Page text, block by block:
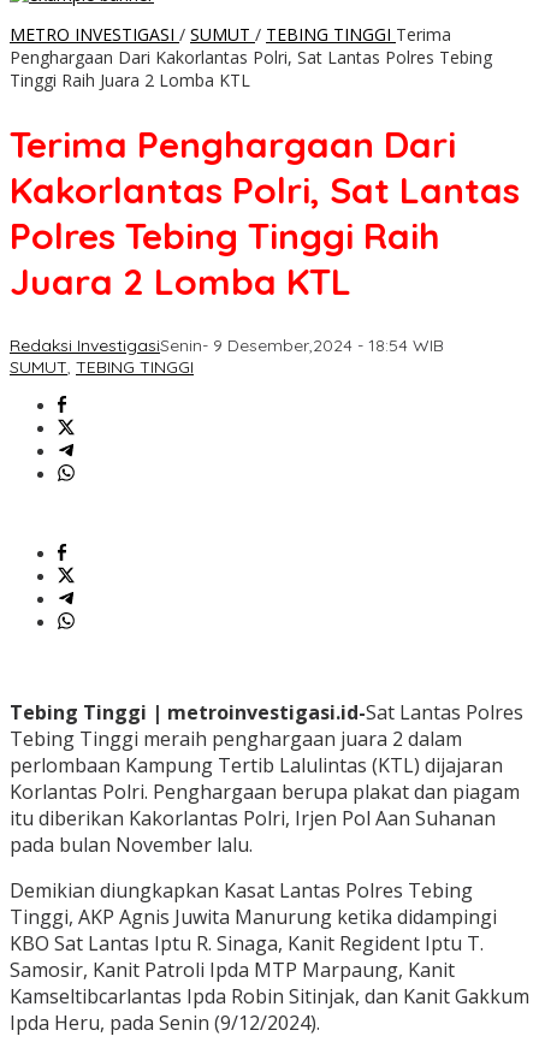
METRO INVESTIGASI / SUMUT / TEBING TINGGI Terima
Penghargaan Dari Kakorlantas Polri, Sat Lantas Polres Tebing
Tinggi Raih Juara 2 Lomba KTL
Terima Penghargaan Dari
Kakorlantas Polri, Sat Lantas
Polres Tebing Tinggi Raih
Juara 2 Lomba KTL
Redaksi InvestigasiSenin- 9 Desember,2024 - 18:54 WIB
SUMUT, TEBING TINGGI
Tebing Tinggi | metroinvestigasi.id-Sat Lantas Polres
Tebing Tinggi meraih penghargaan juara 2 dalam
perlombaan Kampung Tertib Lalulintas (KTL) dijajaran
Korlantas Polri. Penghargaan berupa plakat dan piagam
itu diberikan Kakorlantas Polri, Irjen Pol Aan Suhanan
pada bulan November lalu.
Demikian diungkapkan Kasat Lantas Polres Tebing
Tinggi, AKP Agnis Juwita Manurung ketika didampingi
KBO Sat Lantas Iptu R. Sinaga, Kanit Regident Iptu T.
Samosir, Kanit Patroli Ipda MTP Marpaung, Kanit
Kamseltibcarlantas Ipda Robin Sitinjak, dan Kanit Gakkum
Ipda Heru, pada Senin (9/12/2024).